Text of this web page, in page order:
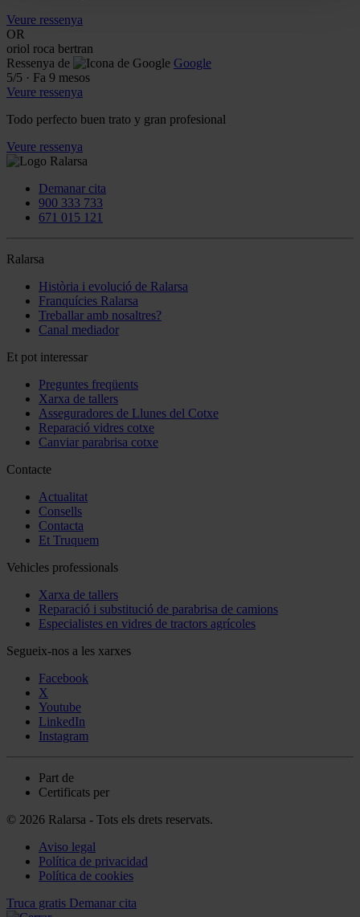
Veure ressenya
OR
oriol roca bertran
Ressenya de
Google
5/5 · Fa 9 mesos
Veure ressenya
Todo perfecto buen trato y gran profesional
Veure ressenya
Demanar cita
900 333 733
671 015 121
Ralarsa
Història i evolució de Ralarsa
Franquícies Ralarsa
Treballar amb nosaltres?
Canal mediador
Et pot interessar
Preguntes freqüents
Xarxa de tallers
Asseguradores de Llunes del Cotxe
Reparació vidres cotxe
Canviar parabrisa cotxe
Contacte
Actualitat
Consells
Contacta
Et Truquem
Vehicles professionals
Xarxa de tallers
Reparació i substitució de parabrisa de camions
Especialistes en vidres de tractors agrícoles
Segueix-nos a les xarxes
Facebook
X
Youtube
LinkedIn
Instagram
Part de
Certificats per
© 2026 Ralarsa - Tots els drets reservats.
Aviso legal
Política de privacidad
Política de cookies
Truca gratis Demanar cita